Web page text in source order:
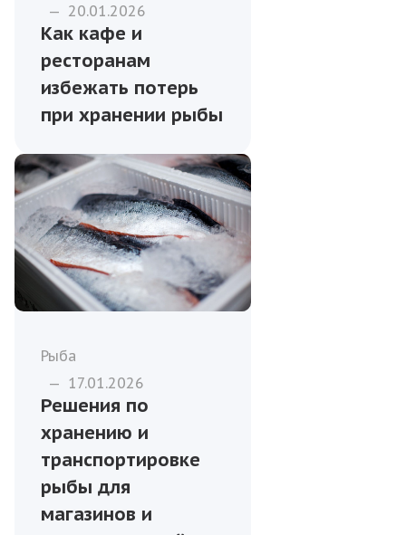
— 20.01.2026
Как кафе и
ресторанам
избежать потерь
при хранении рыбы
Рыба
— 17.01.2026
Решения по
хранению и
транспортировке
рыбы для
магазинов и